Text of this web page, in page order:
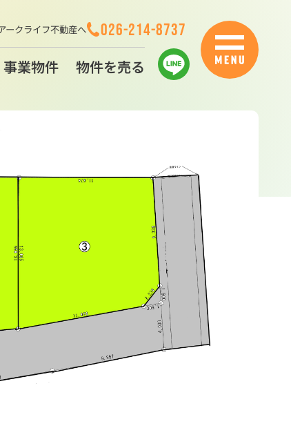
ークライフ不動産へ
事業物件 物件を売る
026-214-8737